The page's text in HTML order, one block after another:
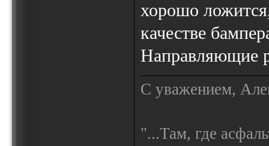
хорошо
качестве
Направляющие
С уважением,
"...Там, где